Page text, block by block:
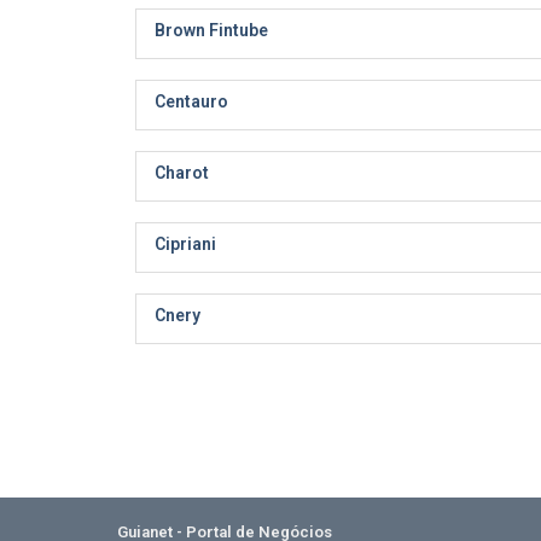
Brown Fintube
Centauro
Charot
Cipriani
Cnery
Guianet - Portal de Negócios